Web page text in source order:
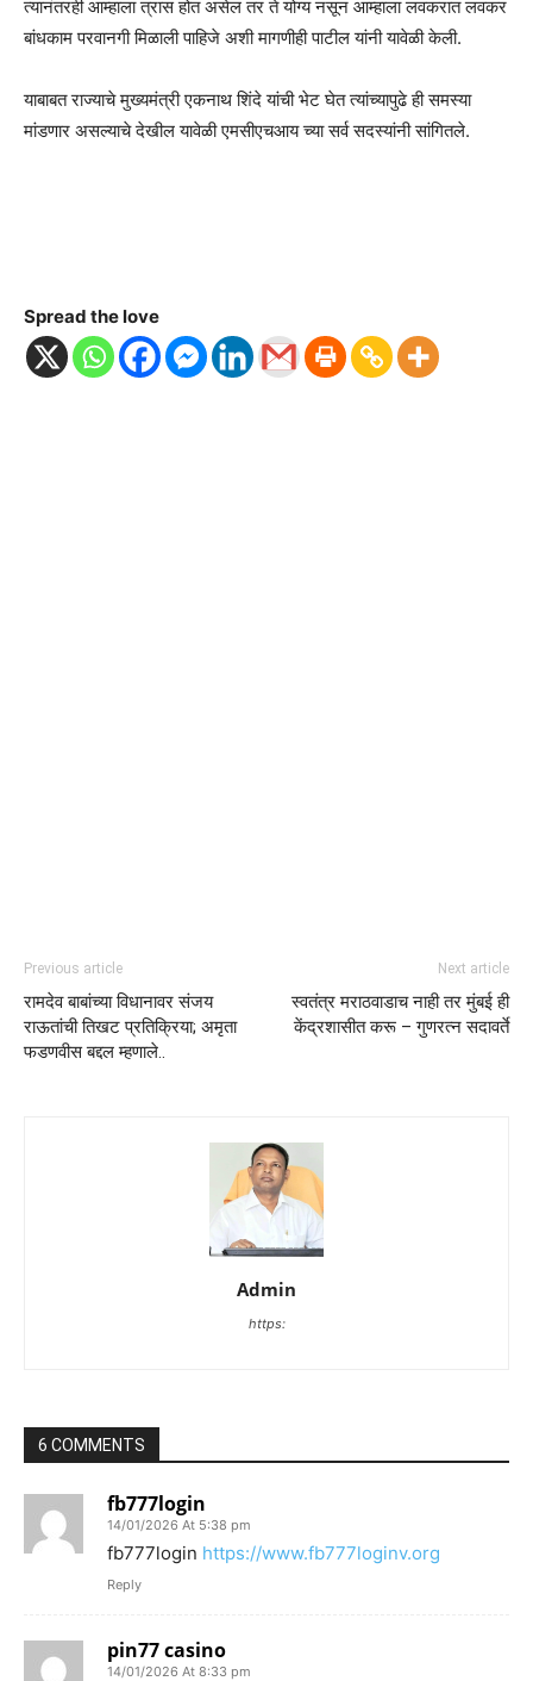
त्यानंतरही आम्हाला त्रास होत असेल तर ते योग्य नसून आम्हाला लवकरात लवकर
बांधकाम परवानगी मिळाली पाहिजे अशी मागणीही पाटील यांनी यावेळी केली.
याबाबत राज्याचे मुख्यमंत्री एकनाथ शिंदे यांची भेट घेत त्यांच्यापुढे ही समस्या
मांडणार असल्याचे देखील यावेळी एमसीएचआय च्या सर्व सदस्यांनी सांगितले.
Spread the love
Previous article
रामदेव बाबांच्या विधानावर संजय
राऊतांची तिखट प्रतिक्रिया; अमृता
फडणवीस बद्दल म्हणाले..
Next article
स्वतंत्र मराठवाडाच नाही तर मुंबई ही
केंद्रशासीत करू – गुणरत्न सदावर्ते
Admin
https:
6 COMMENTS
fb777login
14/01/2026 At 5:38 pm
fb777login https://www.fb777loginv.org
Reply
pin77 casino
14/01/2026 At 8:33 pm